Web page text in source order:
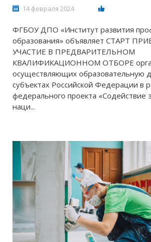
14 февраля 2024
ФГБОУ ДПО «Институт развития
образования» объявляет СТАРТ
УЧАСТИЕ В ПРЕДВАРИТЕЛЬНОМ
КВАЛИФИКАЦИОННОМ ОТБОРЕ
осуществляющих образовательную
субъектах Российской Федерации в
федерального проекта «Содействие
наци...